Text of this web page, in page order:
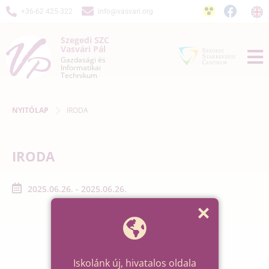
+36-62 425-322 info@vasvari.org
Szegedi SZC
Vasvári Pál
Gazdasági és
Informatikai
Technikum
NYITÓLAP IRODA
IRODA
2025.06.26. - 2025.06.26.
Iskolánk új, hivatalos oldala